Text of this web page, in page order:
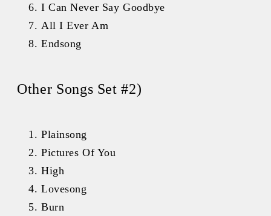
I Can Never Say Goodbye
All I Ever Am
Endsong
Other Songs Set #2)
Plainsong
Pictures Of You
High
Lovesong
Burn